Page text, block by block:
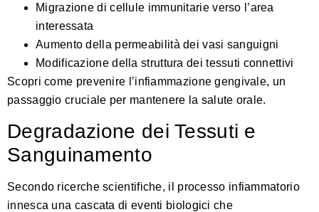
Migrazione di cellule immunitarie verso l’area
interessata
Aumento della permeabilità dei vasi sanguigni
Modificazione della struttura dei tessuti connettivi
Scopri come prevenire l’infiammazione gengivale, un
passaggio cruciale per mantenere la salute orale.
Degradazione dei Tessuti e
Sanguinamento
Secondo ricerche scientifiche, il processo infiammatorio
innesca una cascata di eventi biologici che